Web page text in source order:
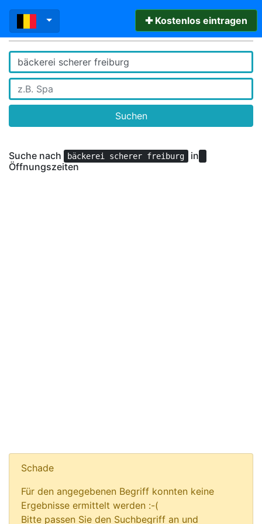
✚ Kostenlos eintragen
Suchen
Suche nach bäckerei scherer freiburg
in
Öffnungszeiten
Schade
Für den angegebenen Begriff konnten keine
Ergebnisse ermittelt werden :-(
Bitte passen Sie den Suchbegriff an und